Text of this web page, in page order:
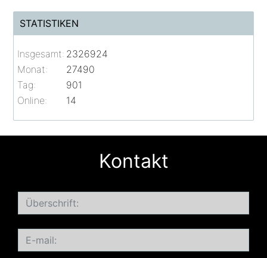
STATISTIKEN
Online: 14
Insgesamt: 2326924
Monat:
27490
Tag:
901
Kontakt